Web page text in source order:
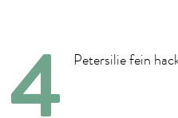
Petersilie fein